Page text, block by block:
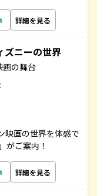
詳細を見る
ニーの世界
画の舞台
映画の世界を体感で
がご案内！
詳細を見る